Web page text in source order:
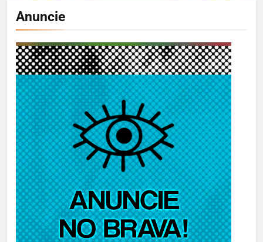
Anuncie